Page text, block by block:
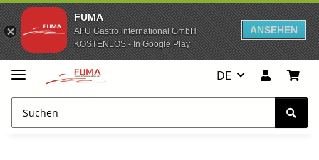
FUMA
AFU Gastro International GmbH
KOSTENLOS - In Google Play
ANSEHEN
DE